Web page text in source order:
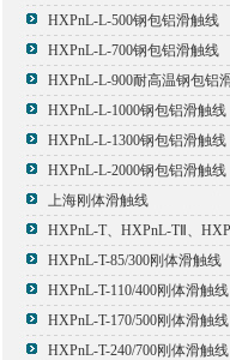
HXPnL-L-500钢包铝滑触线
HXPnL-L-700钢包铝滑触线
HXPnL-L-1000钢包铝滑触线
HXPnL-L-1300钢包铝滑触线
HXPnL-L-2000钢包铝滑触线
上海刚体滑触线
HXPnL-T-85/300刚体滑触线
HXPnL-T-110/400刚体滑触线
HXPnL-T-170/500刚体滑触线
HXPnL-T-240/700刚体滑触线